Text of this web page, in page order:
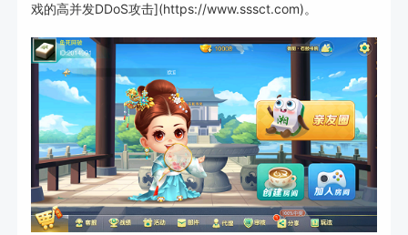
戏的高并发DDoS攻击](https://www.sssct.com)。